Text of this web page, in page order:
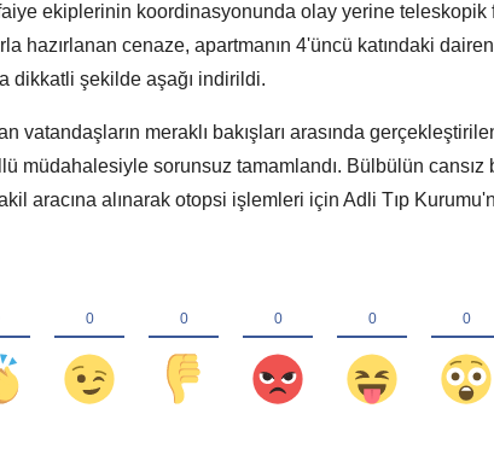
ekiplerinin koordinasyonunda olay yerine teleskopik
hazırlanan cenaze, apartmanın 4'üncü katındaki
dikkatli şekilde aşağı indirildi.
vatandaşların meraklı bakışları arasında
müdahalesiyle sorunsuz tamamlandı. Bülbülün cansız
aracına alınarak otopsi işlemleri için Adli Tıp